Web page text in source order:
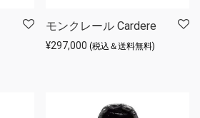
モンクレール Cardere
¥297,000 (税込＆送料無料)